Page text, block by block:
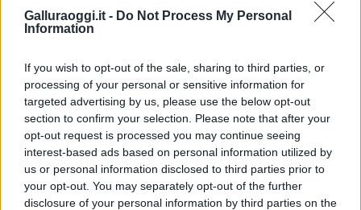
Galluraoggi.it - Do Not Process My Personal
Information
If you wish to opt-out of the sale, sharing to third parties, or
processing of your personal or sensitive information for
targeted advertising by us, please use the below opt-out
section to confirm your selection. Please note that after your
opt-out request is processed you may continue seeing
interest-based ads based on personal information utilized by
us or personal information disclosed to third parties prior to
your opt-out. You may separately opt-out of the further
disclosure of your personal information by third parties on the
Notizie in tempo reale?
Inviaci le tue segnalazioni,
i tuoi video e le tue foto
Su WhatsApp al numero +39
345 356 7512